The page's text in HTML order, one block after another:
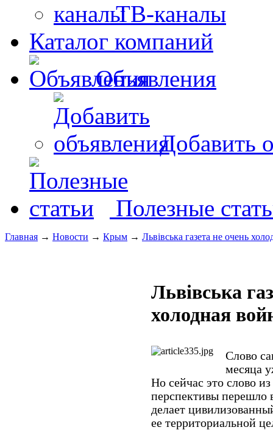
ТВ-каналы
Каталог компаний
Объявления
Добавить
Полезные
Главная → Новости → Крым → Львiвська газета не очень
Львiвська
холодная
Слово
месяца
Но сейчас это слово
перспективы перешло
делает
ее территориальной